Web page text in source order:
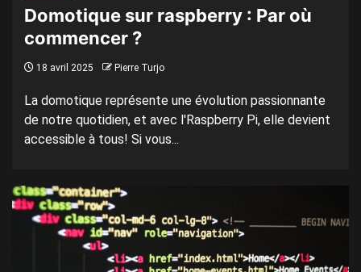
Domotique sur raspberry : Par où
commencer ?
18 avril 2025 Pierre Turjo
La domotique représente une évolution passionnante
de notre quotidien, et avec l'Raspberry Pi, elle devient
accessible à tous! Si vous...